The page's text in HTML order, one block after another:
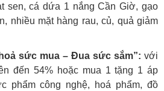
sen, cá dứa 1 nắng Cần Giờ, gạo
nhiều mặt hàng rau, củ, quả giảm
sức mua – Đua sức sắm”: với
đến 54% hoặc mua 1 tặng 1 áp
phẩm công nghệ, hoá phẩm, đồ